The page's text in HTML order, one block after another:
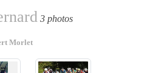
3 photos
Morlet